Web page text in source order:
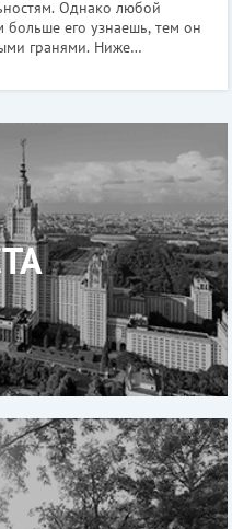
Однако любой
его узнаешь, тем он
гранями. Ниже